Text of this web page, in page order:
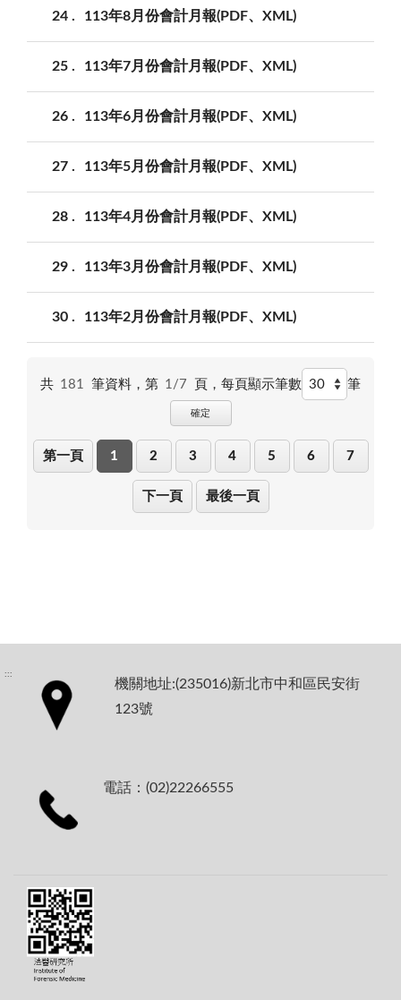
24 113年8月份會計月報(PDF、XML)
25 113年7月份會計月報(PDF、XML)
26 113年6月份會計月報(PDF、XML)
27 113年5月份會計月報(PDF、XML)
28 113年4月份會計月報(PDF、XML)
29 113年3月份會計月報(PDF、XML)
30 113年2月份會計月報(PDF、XML)
共 181 筆資料，第 1/7 頁， 每頁顯示筆數 筆
確定
第一頁 1 2 3 4 5 6 7
下一頁 最後一頁
:::
機關地址:(235016)新北市中和區民安街
123號
電話：(02)22266555